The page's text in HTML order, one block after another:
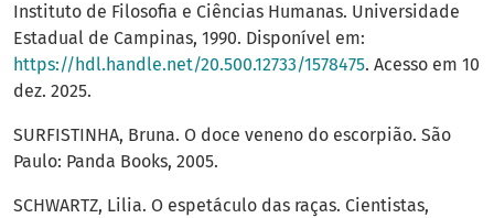
Instituto de Filosofia e Ciências Humanas. Universidade
Estadual de Campinas, 1990. Disponível em:
https://hdl.handle.net/20.500.12733/1578475. Acesso em 10
dez. 2025.
SURFISTINHA, Bruna. O doce veneno do escorpião. São
Paulo: Panda Books, 2005.
SCHWARTZ, Lilia. O espetáculo das raças. Cientistas,